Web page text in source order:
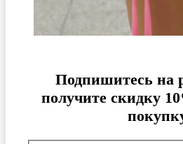
Подпишитесь на
получите скидку